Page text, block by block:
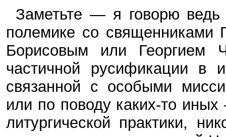
Заметьте — я говорю ведь
полемике со священниками
Борисовым или Георгием
частичной русификации в
связанной с особыми
или по поводу каких-то
литургической практики,